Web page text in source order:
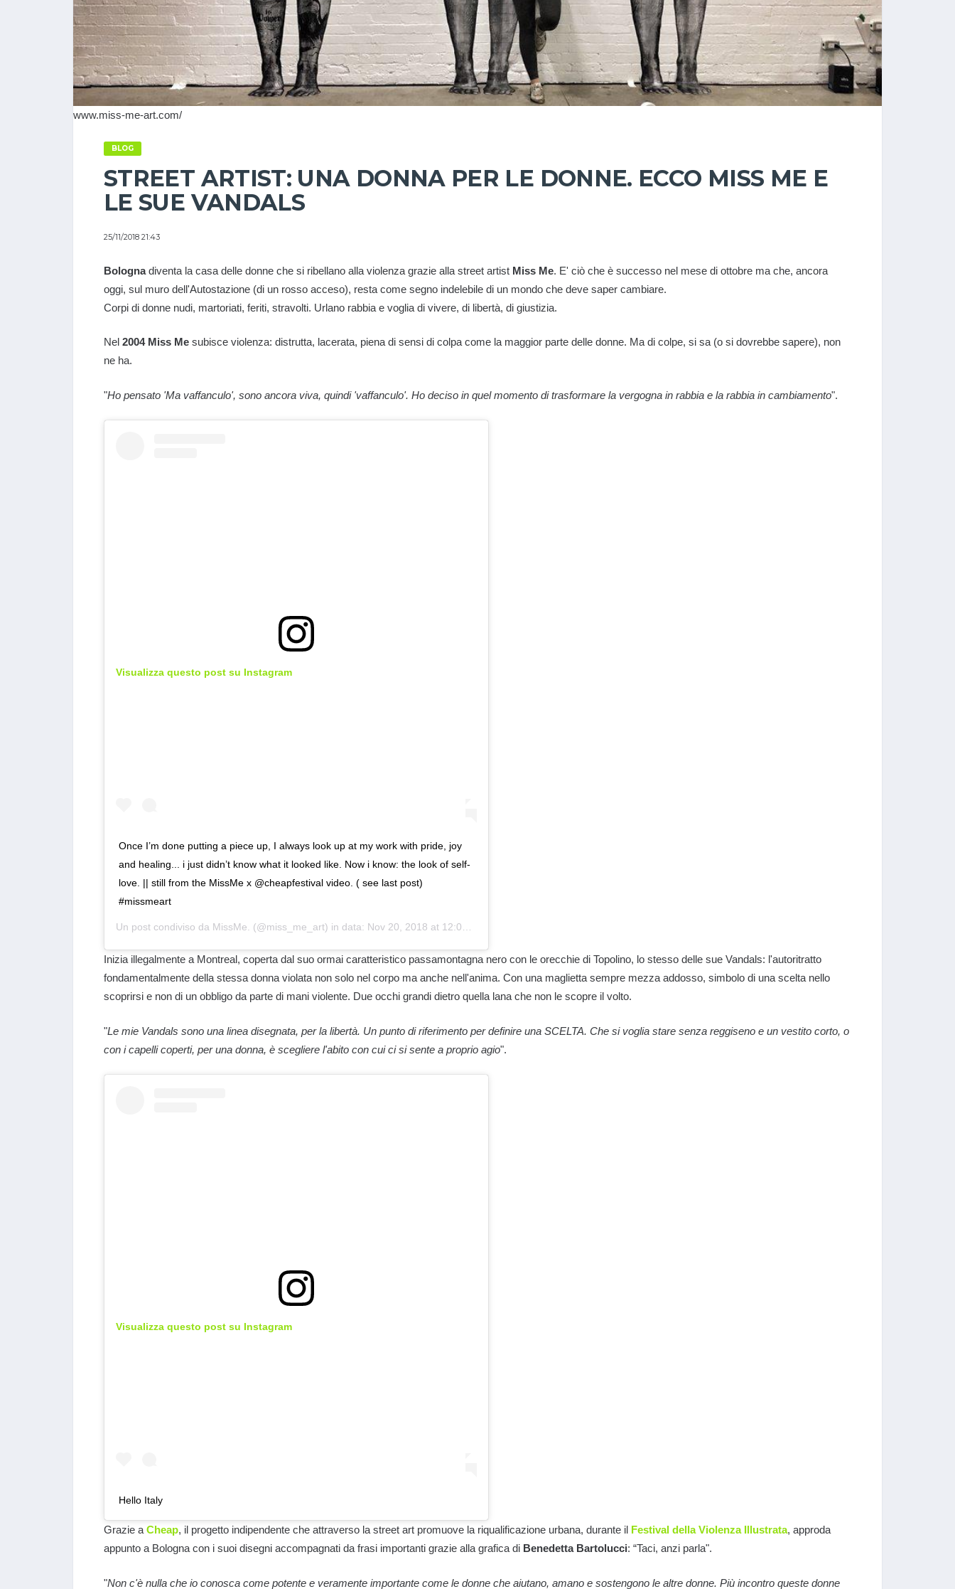
www.miss-me-art.com/
BLOG
STREET ARTIST: UNA DONNA PER LE DONNE. ECCO MISS ME E
LE SUE VANDALS
25/11/2018 21:43
Bolognadiventa la casa delle donne che si ribellano alla violenza grazie alla street artist Miss Me. E' ciò che è successo nel mese di ottobre ma che, ancora
oggi, sul muro dell'Autostazione (di un rosso acceso), resta come segno indelebile di un mondo che deve saper cambiare.
Corpi di donne nudi, martoriati, feriti, stravolti. Urlano rabbia e voglia di vivere, di libertà, di giustizia.
Nel 2004 Miss Me subisce violenza: distrutta, lacerata, piena di sensi di colpa come la maggior parte delle donne. Ma di colpe, si sa (o si dovrebbe sapere), non
ne ha.
"Ho pensato 'Ma vaffanculo', sono ancora viva, quindi 'vaffanculo'. Ho deciso in quel momento di trasformare la vergogna in rabbia e la rabbia in cambiamento".
Visualizza questo post su Instagram
Once I’m done putting a piece up, I always look up at my work with pride, joy
and healing... i just didn’t know what it looked like. Now i know: the look of self-
love. || still from the MissMe x @cheapfestival video. ( see last post)
#missmeart
Un post condiviso da MissMe. (@miss_me_art) in data: Nov 20, 2018 at 12:04 PST
Inizia illegalmente a Montreal, coperta dal suo ormai caratteristico passamontagna nero con le orecchie di Topolino, lo stesso delle sue Vandals: l'autoritratto
fondamentalmente della stessa donna violata non solo nel corpo ma anche nell'anima. Con una maglietta sempre mezza addosso, simbolo di una scelta nello
scoprirsi e non di un obbligo da parte di mani violente. Due occhi grandi dietro quella lana che non le scopre il volto.
"Le mie Vandals sono una linea disegnata, per la libertà. Un punto di riferimento per definire una SCELTA. Che si voglia stare senza reggiseno e un vestito corto, o
con i capelli coperti, per una donna, è scegliere l'abito con cui ci si sente a proprio agio".
Visualizza questo post su Instagram
Hello Italy
Grazie a Cheap, il progetto indipendente che attraverso la street art promuove la riqualificazione urbana, durante il Festival della Violenza Illustrata, approda
appunto a Bologna con i suoi disegni accompagnati da frasi importanti grazie alla grafica di Benedetta Bartolucci: “Taci, anzi parla".
"Non c'è nulla che io conosca come potente e veramente importante come le donne che aiutano, amano e sostengono le altre donne. Più incontro queste donne